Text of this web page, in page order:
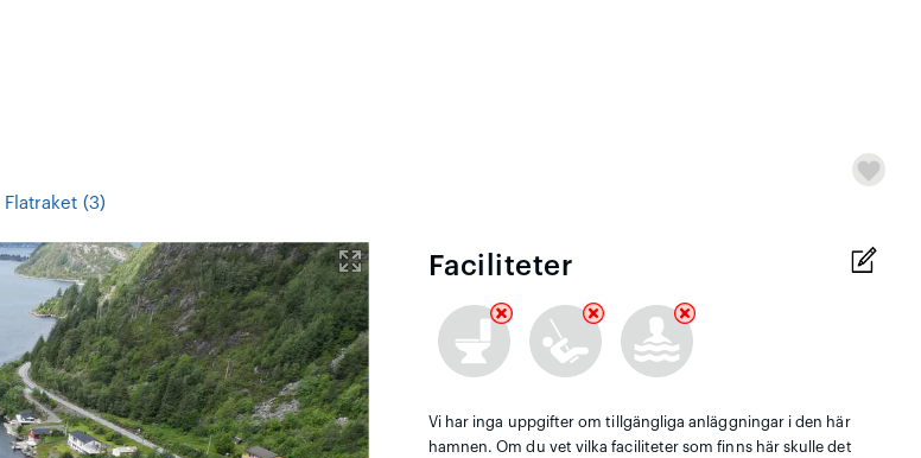
Flatraket (3)
Faciliteter
Vi har inga uppgifter om tillgängliga anläggningar i den här
hamnen. Om du vet vilka faciliteter som finns här skulle det